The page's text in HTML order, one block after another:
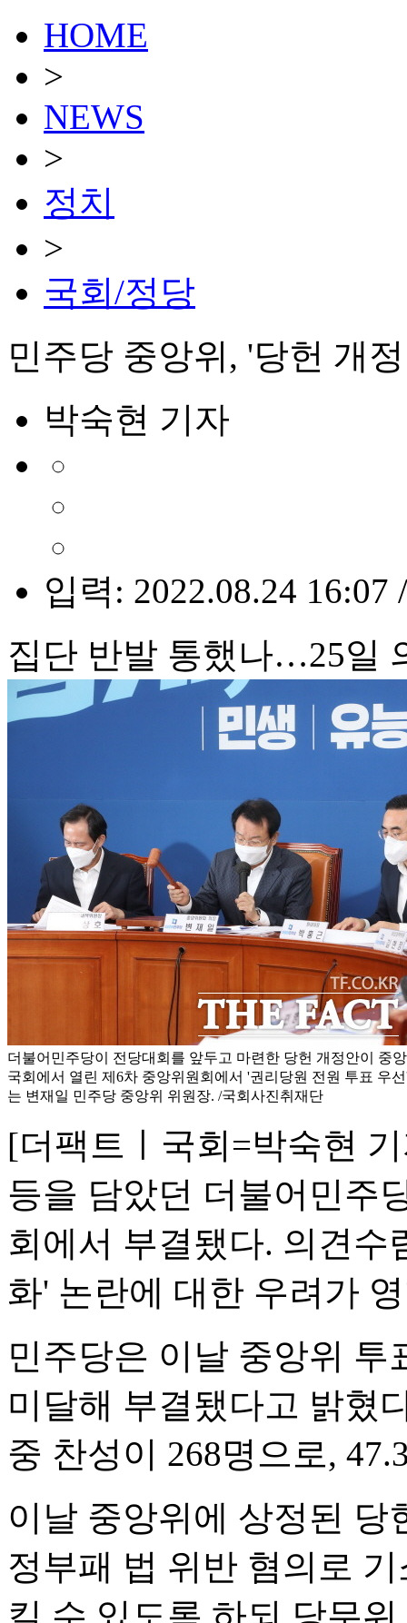
HOME
>
NEWS
>
정치
>
국회/정당
민주당 중앙위, '당헌 개
박숙현 기자
입력: 2022.08.24 16:07
집단 반발 통했나…25일
더불어민주당이 전당대회를 앞두고 마련한 당헌 개정안이 중
국회에서 열린 제6차 중앙위원회에서 '권리당원 전원 투표 우
는 변재일 민주당 중앙위 위원장. /국회사진취재단
[더팩트ㅣ국회=박숙현
등을 담았던 더불어민주
회에서 부결됐다. 의견수
화' 논란에 대한 우려가
민주당은 이날 중앙위 투
미달해 부결됐다고 밝혔
중 찬성이 268명으로,
이날 중앙위에 상정된 당
정부패 법 위반 혐의로